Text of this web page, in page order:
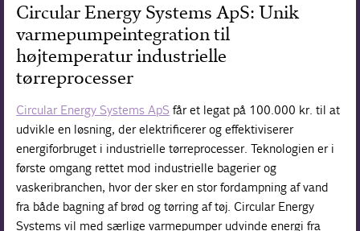
Circular Energy Systems ApS: Unik
varmepumpeintegration til
højtemperatur industrielle
tørreprocesser
Circular Energy Systems ApS får et legat på 100.000 kr. til at
udvikle en løsning, der elektrificerer og effektiviserer
energiforbruget i industrielle tørreprocesser. Teknologien er i
første omgang rettet mod industrielle bagerier og
vaskeribranchen, hvor der sker en stor fordampning af vand
fra både bagning af brød og tørring af tøj. Circular Energy
Systems vil med særlige varmepumper udvinde energi fra